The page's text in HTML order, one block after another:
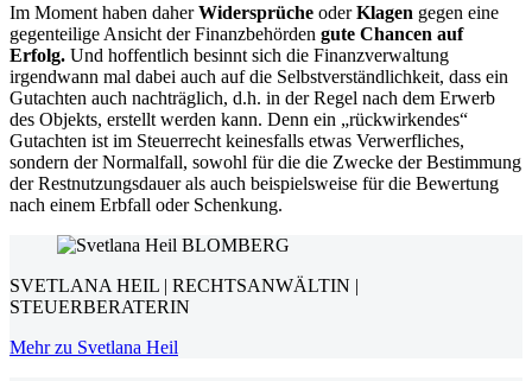
Im Moment haben daherWidersprüche oderKlagen gegen eine
gegenteilige Ansicht der Finanzbehörden gute Chancen auf
Erfolg. Und hoffentlich besinnt sich die Finanzverwaltung
irgendwann mal dabei auch auf die Selbstverständlichkeit, dass ein
Gutachten auch nachträglich, d.h. in der Regel nach dem Erwerb
des Objekts, erstellt werden kann. Denn ein „rückwirkendes“
Gutachten ist im Steuerrecht keinesfalls etwas Verwerfliches,
sondern der Normalfall, sowohl für die die Zwecke der Bestimmung
der Restnutzungsdauer als auch beispielsweise für die Bewertung
nach einem Erbfall oder Schenkung.
SVETLANA HEIL | RECHTSANWÄLTIN |
STEUERBERATERIN
Mehr zu Svetlana Heil